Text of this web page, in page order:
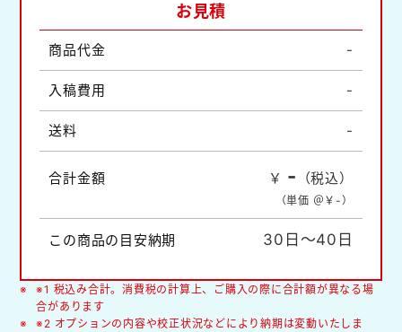
お見積
商品代金 -
入稿費用 -
送料 -
合計金額 ￥ - （税込）
（単価 ＠￥-）
この商品の目安納期 30日～40日
※1 税込み合計。消費税の計算上、ご購入の際に合計額が異なる場
合があります
※2 オプションの内容や校正状況などにより納期は変動いたしま